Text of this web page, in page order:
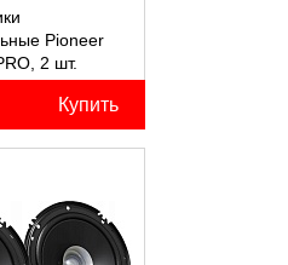
Pioneer
2 шт.
Купить